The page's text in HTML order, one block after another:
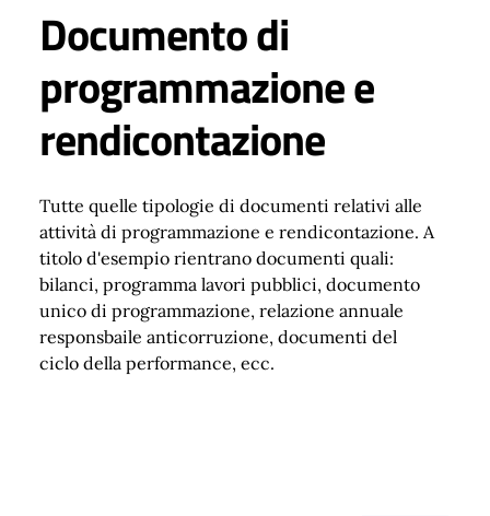
Documento di
programmazione e
rendicontazione
Tutte quelle tipologie di documenti relativi alle
attività di programmazione e rendicontazione. A
titolo d'esempio rientrano documenti quali:
bilanci, programma lavori pubblici, documento
unico di programmazione, relazione annuale
responsbaile anticorruzione, documenti del
ciclo della performance, ecc.